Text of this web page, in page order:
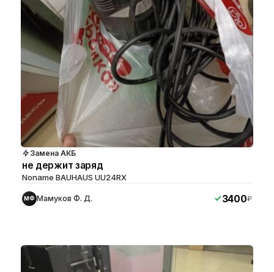
Замена АКБ
не держит заряд
Noname BAUHAUS UU24RX
МФ Мамуков Ф. Д. 3400₽